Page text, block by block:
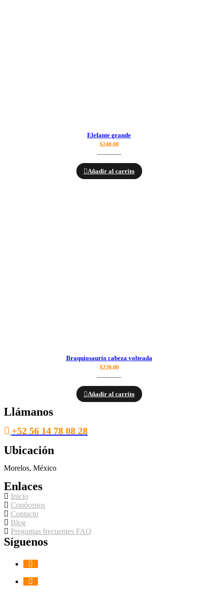
Elefante grande
$240.00
Añadir al carrito
Braquiosaurio cabeza volteada
$220.00
Añadir al carrito
Llámanos
+52 56 14 78 08 28
Ubicación
Morelos, México
Enlaces
Inicio
Conócenos
Contacto
Blog
Preguntas frecuentes FAQ
Síguenos